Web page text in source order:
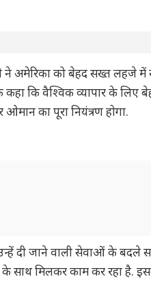
ने अमेरिका को बेहद सख्त लहजे में
कि वैश्विक व्यापार के लिए
ओमान का पूरा नियंत्रण होगा.
दी जाने वाली सेवाओं के बदले
साथ मिलकर काम कर रहा है.